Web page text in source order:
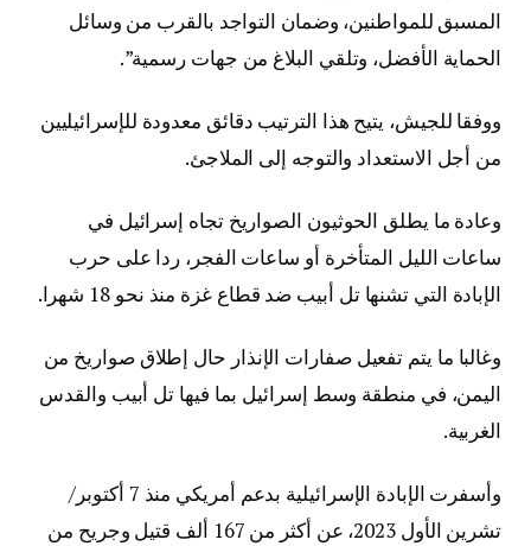
المسبق للمواطنين، وضمان التواجد بالقرب من وسائل
الحماية الأفضل، وتلقي البلاغ من جهات رسمية”.
ووفقا للجيش، يتيح هذا الترتيب دقائق معدودة للإسرائيليين
من أجل الاستعداد والتوجه إلى الملاجئ.
وعادة ما يطلق الحوثيون الصواريخ تجاه إسرائيل في
ساعات الليل المتأخرة أو ساعات الفجر، ردا على حرب
الإبادة التي تشنها تل أبيب ضد قطاع غزة منذ نحو 18 شهرا.
وغالبا ما يتم تفعيل صفارات الإنذار حال إطلاق صواريخ من
اليمن، في منطقة وسط إسرائيل بما فيها تل أبيب والقدس
الغربية.
وأسفرت الإبادة الإسرائيلية بدعم أمريكي منذ 7 أكتوبر/
تشرين الأول 2023، عن أكثر من 167 ألف قتيل وجريح من